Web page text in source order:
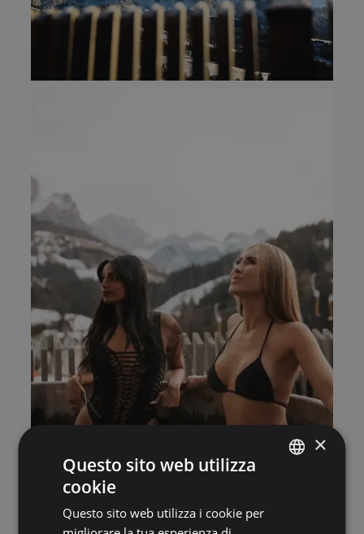
×
Questo sito web utilizza
cookie
Questo sito web utilizza i cookie per